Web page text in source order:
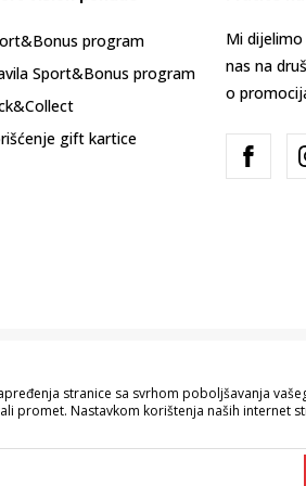
program
Sport&Bonus program
gift kartice
Mi
nas na
o
da su sve informacije kompletne i
Raspoloživost robe možete provjeriti
stranice sa svrhom poboljšavanja
promet. Nastavkom korištenja naših internet